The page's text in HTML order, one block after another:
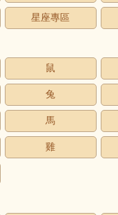
星座專區
鼠
兔
馬
雞